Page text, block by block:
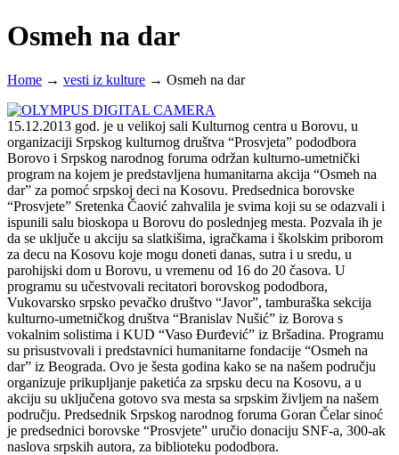
Osmeh na dar
Home → vesti iz kulture → Osmeh na dar
15.12.2013 god. je u velikoj sali Kulturnog centra u Borovu, u
organizaciji Srpskog kulturnog društva “Prosvjeta” pododbora
Borovo i Srpskog narodnog foruma održan kulturno-umetnički
program na kojem je predstavljena humanitarna akcija “Osmeh na
dar” za pomoć srpskoj deci na Kosovu. Predsednica borovske
“Prosvjete” Sretenka Čaović zahvalila je svima koji su se odazvali i
ispunili salu bioskopa u Borovu do poslednjeg mesta. Pozvala ih je
da se uključe u akciju sa slatkišima, igračkama i školskim priborom
za decu na Kosovu koje mogu doneti danas, sutra i u sredu, u
parohijski dom u Borovu, u vremenu od 16 do 20 časova. U
programu su učestvovali recitatori borovskog pododbora,
Vukovarsko srpsko pevačko društvo “Javor”, tamburaška sekcija
kulturno-umetničkog društva “Branislav Nušić” iz Borova s
vokalnim solistima i KUD “Vaso Đurđević” iz Bršadina. Programu
su prisustvovali i predstavnici humanitarne fondacije “Osmeh na
dar” iz Beograda. Ovo je šesta godina kako se na našem području
organizuje prikupljanje paketića za srpsku decu na Kosovu, a u
akciju su uključena gotovo sva mesta sa srpskim življem na našem
području. Predsednik Srpskog narodnog foruma Goran Čelar sinoć
je predsednici borovske “Prosvjete” uručio donaciju SNF-a, 300-ak
naslova srpskih autora, za biblioteku pododbora.